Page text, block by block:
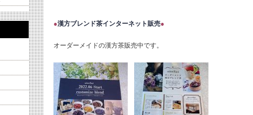
●漢方ブレンド茶インターネット販売●
オーダーメイドの漢方茶販売中です。